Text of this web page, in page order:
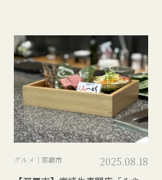
グルメ｜那覇市 2025.08.18